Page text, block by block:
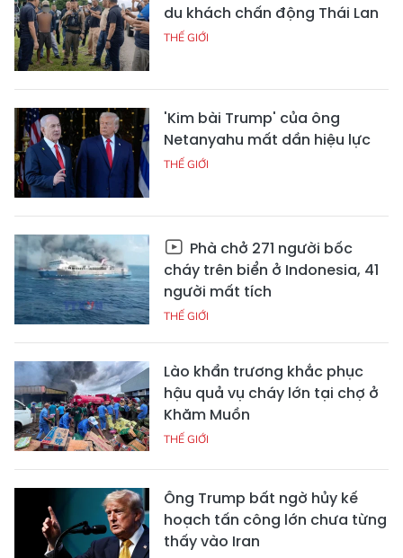
du khách chấn động Thái Lan
THẾ GIỚI
'Kim bài Trump' của ông
Netanyahu mất dần hiệu lực
THẾ GIỚI
Phà chở 271 người bốc
cháy trên biển ở Indonesia, 41
người mất tích
THẾ GIỚI
Lào khẩn trương khắc phục
hậu quả vụ cháy lớn tại chợ ở
Khăm Muồn
THẾ GIỚI
Ông Trump bất ngờ hủy kế
hoạch tấn công lớn chưa từng
thấy vào Iran